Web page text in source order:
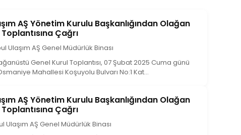
AŞ Yönetim Kurulu Başkanlığından Olağan
Çağrı
Ulaşım AŞ Genel Müdürlük Binası
Genel Kurul Toplantısı, 07 Şubat 2025 Cuma günü
Mahallesi Koşuyolu Bulvarı No:1 Kat...
AŞ Yönetim Kurulu Başkanlığından Olağan
Çağrı
Ulaşım AŞ Genel Müdürlük Binası